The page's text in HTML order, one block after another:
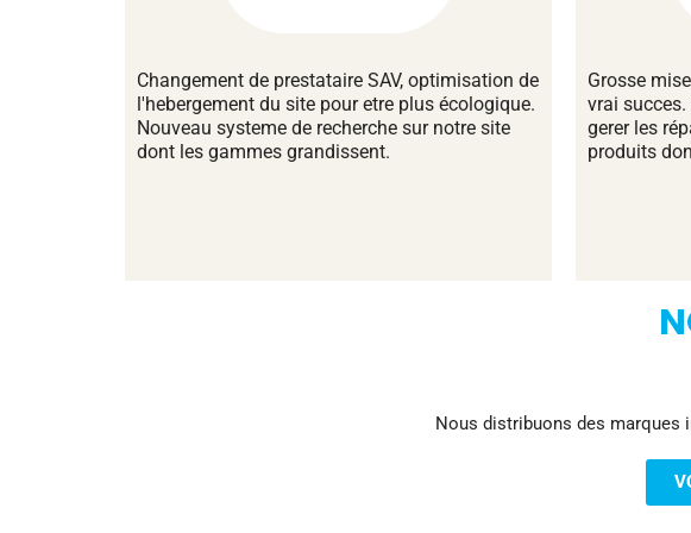
Changement de prestataire SAV, optimisation de
l'hebergement du site pour etre plus écologique.
Nouveau systeme de recherche sur notre site
dont les gammes grandissent.
Grosse
vrai
gerer les
produits
Nous distribuons des marques